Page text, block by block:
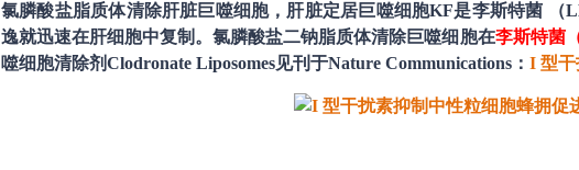
氯膦酸盐脂质体清除肝脏巨噬细胞，肝脏定居巨噬细胞KF是李斯特菌 （
逸就迅速在肝细胞中复制。氯膦酸盐二钠脂质体清除巨噬细胞在李斯特菌
噬细胞清除剂Clodronate Liposomes见刊于Nature Communications ： I 型干